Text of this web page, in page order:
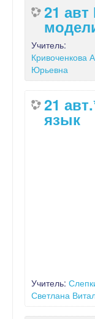
21
Учитель:
Кривоченкова
Юрьевна
21
язык
Учитель:
Светлана